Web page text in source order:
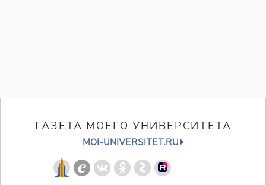
ГАЗЕТА МОЕГО УНИВЕРСИТЕТА
MOI-UNIVERSITET.RU